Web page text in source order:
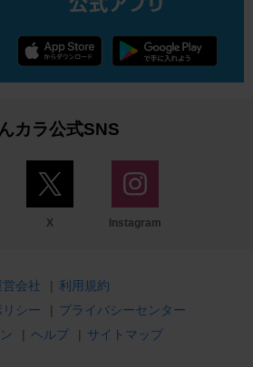
カラ公式SNS
X Instagram
営会社 | 利用規約
シー
| プライバシーセンター
| ヘルプ | サイトマップ